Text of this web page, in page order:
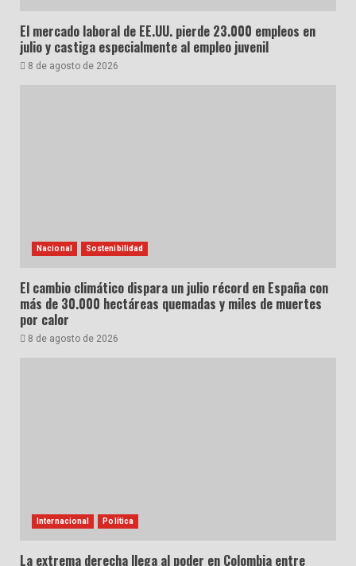
El mercado laboral de EE.UU. pierde 23.000 empleos en
julio y castiga especialmente al empleo juvenil
8 de agosto de 2026
Nacional Sostenibilidad
El cambio climático dispara un julio récord en España con
más de 30.000 hectáreas quemadas y miles de muertes
por calor
8 de agosto de 2026
Internacional Política
La extrema derecha llega al poder en Colombia entre